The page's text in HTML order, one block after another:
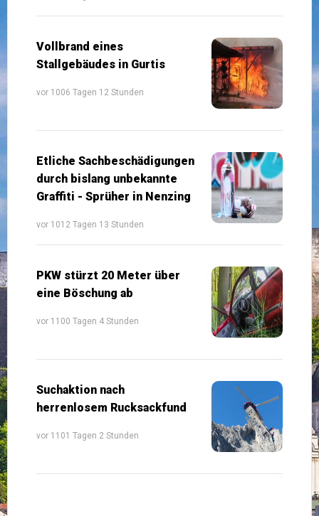
Vollbrand eines
Stallgebäudes in Gurtis
vor 1006 Tagen 12 Stunden
Etliche Sachbeschädigungen
durch bislang unbekannte
Graffiti - Sprüher in Nenzing
vor 1012 Tagen 13 Stunden
PKW stürzt 20 Meter über
eine Böschung ab
vor 1100 Tagen 4 Stunden
Suchaktion nach
herrenlosem Rucksackfund
vor 1101 Tagen 2 Stunden